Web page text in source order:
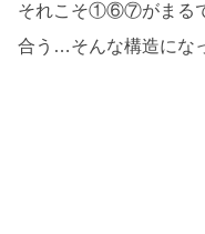
それこそ①⑥⑦がまるで
合う…そんな構造にな